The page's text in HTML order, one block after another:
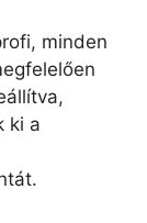
minden
ki a